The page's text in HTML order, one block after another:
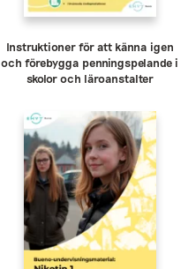
Instruktioner för att känna igen
och förebygga penningspelande i
skolor och läroanstalter